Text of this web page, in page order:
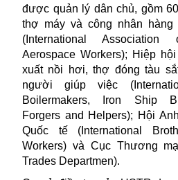
được quản lý dân chủ, gồm
thợ máy và công nhân
(International
Aerospace Workers); Hiệp
xuất nồi hơi, thợ đóng tàu
người giúp việc
Boilermakers, Iron Ship
Forgers and Helpers); Hội
Quốc tế (International
Workers) và Cục Thương
Trades Departmen).